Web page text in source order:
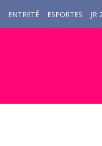
ENTRETÊ ESPORTES JR